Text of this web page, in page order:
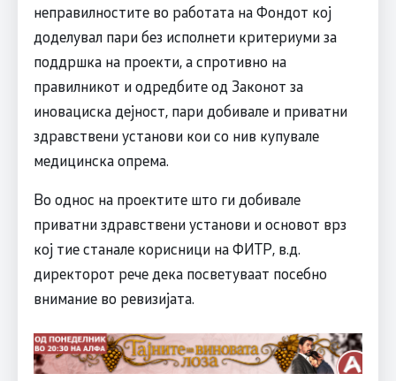
неправилностите во работата на Фондот кој
доделувал пари без исполнети критериуми за
поддршка на проекти, а спротивно на
правилникот и одредбите од Законот за
иновациска дејност, пари добивале и приватни
здравствени установи кои со нив купувале
медицинска опрема.
Во однос на проектите што ги добивале
приватни здравствени установи и основот врз
кој тие станале корисници на ФИТР, в.д.
директорот рече дека посветуваат посебно
внимание во ревизијата.